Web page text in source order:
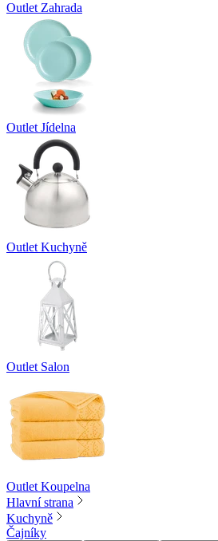
Outlet Zahrada
Outlet Jídelna
Outlet Kuchyně
Outlet Salon
Outlet Koupelna
Hlavní strana
Kuchyně
Čajníky